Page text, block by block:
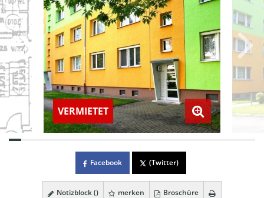
VERMIETET
Facebook (Twitter)
Notizblock () merken Broschüre